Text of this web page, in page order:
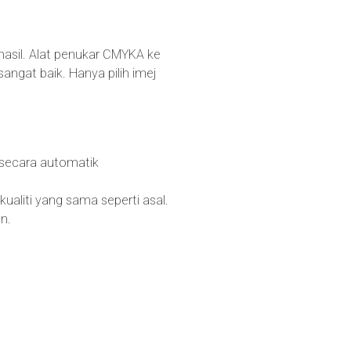
Alat penukar CMYKA ke
baik. Hanya pilih imej
automatik
yang sama seperti asal.